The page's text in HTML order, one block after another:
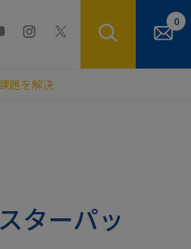
0
題を解決
ターパッ